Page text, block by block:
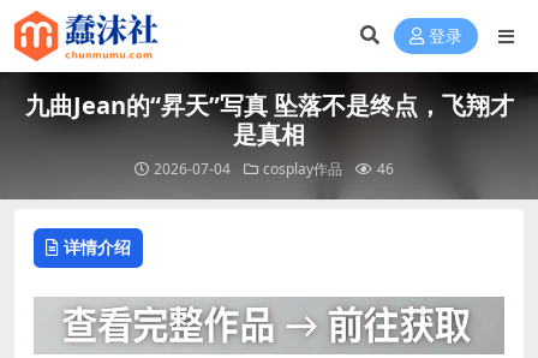
登录
九曲Jean的“昇天”写真 坠落不是终点，飞翔才
是真相
2026-07-04 cosplay作品 46
详情介绍